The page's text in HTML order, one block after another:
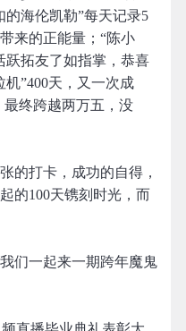
海伦凯勒”每天记录5
来的正能量；“陈小
跃拓友了如指掌，恭喜
”400天，又一次成
最终跨越两万五，没
的打卡，成功的自得，
的100天镌刻时光，而
们一起来一期跨年魔鬼